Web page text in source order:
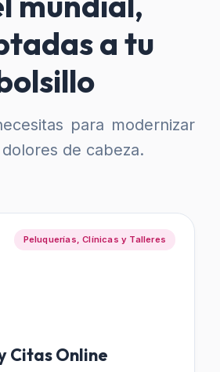
a tu
para modernizar
de cabeza.
Peluquerías, Clínicas y Talleres
Citas Online